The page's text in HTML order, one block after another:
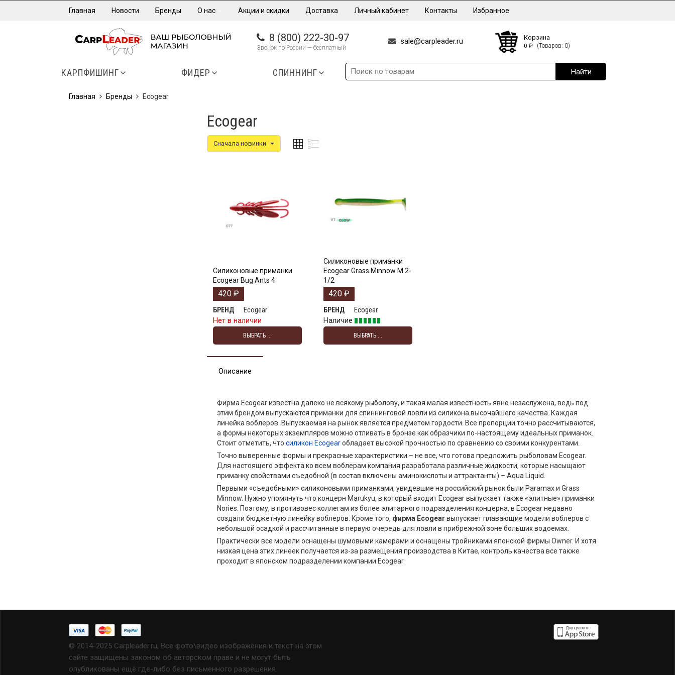
Главная Новости Бренды О нас Акции и скидки Доставка Личный кабинет Контакты Избранное
8 (800) 222-30-97
Звонок по России — бесплатный
sale@carpleader.ru Корзина
0 ₽ (Товаров: 0)
КАРПФИШИНГ ФИДЕР СПИННИНГ
Главная Бренды Ecogear
Ecogear
Сначала новинки
Силиконовые приманки
Ecogear Bug Ants 4
420 ₽
БРЕНД
Ecogear
Нет в наличии
ВЫБРАТЬ ...
Силиконовые приманки
Ecogear Grass Minnow M 2-
1/2
420 ₽
БРЕНД
Ecogear
Наличие
ВЫБРАТЬ ...
Описание
Фирма Ecogear известна далеко не всякому рыболову, и такая малая известность явно незаслужена, ведь под
этим брендом выпускаются приманки для спиннинговой ловли из силикона высочайшего качества. Каждая
линейка воблеров. Выпускаемая на рынок является предметом гордости. Все пропорции точно рассчитываются,
а формы некоторых экземпляров можно отливать в бронзе как образчики по-настоящему идеальных приманок.
Стоит отметить, что силикон Ecogearобладает высокой прочностью по сравнению со своими конкурентами.
Точно выверенные формы и прекрасные характеристики – не все, что готова предложить рыболовам Ecogear.
Для настоящего эффекта ко всем воблерам компания разработала различные жидкости, которые насыщают
приманку свойствами съедобной (в состав включены аминокислоты и аттрактанты) – Aqua Liquid.
Первыми «съедобными» силиконовыми приманками, увидевшие на российский рынок были Paramax и Grass
Minnow. Нужно упомянуть что концерн Marukyu, в который входит Ecogear выпускает также «элитные» приманки
Nories. Поэтому, в противовес коллегам из более элитарного подразделения концерна, в Ecogear недавно
создали бюджетную линейку воблеров. Кроме того, фирма Ecogear выпускает плавающие модели воблеров с
небольшой осадкой и рассчитанные в первую очередь для ловли в прибрежной зоне больших водоемах.
Практически все модели оснащены шумовыми камерами и оснащены тройниками японской фирмы Owner. И хотя
низкая цена этих линеек получается из-за размещения производства в Китае, контроль качества все также
проходит в японском подразделении компании Ecogear.
© 2014-2025 Carpleader.ru, Все фото\видео изображения и текст на этом
сайте защищены законом об авторском праве и не могут быть
опубликованы ещё где-либо без письменного разрешения.